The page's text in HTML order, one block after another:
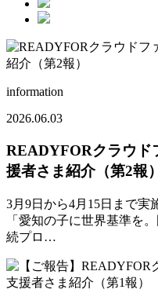
information
2026.06.03
READYFORクラウド
援者さま紹介（第2報）
3月9日から4月15日まで実
「愛知の子に世界基準を
続プロ…